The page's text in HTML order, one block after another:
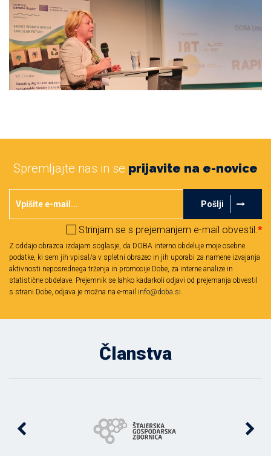
Spremljajte nas in se prijavite na e-novice
Pošlji
Strinjam se s prejemanjem e-mail obvestil.*
Z oddajo obrazca izdajam soglasje, da DOBA interno obdeluje moje osebne
podatke, ki sem jih vpisal/a v spletni obrazec in jih uporabi za namene izvajanja
aktivnosti neposrednega trženja in promocije Dobe, za interne analize in
statistične obdelave. Prejemnik se lahko kadarkoli odjavi od prejemanja obvestil
s strani Dobe, odjava je možna na e-mail info@doba.si.
Članstva